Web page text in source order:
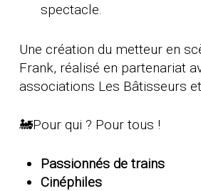
spectacle.
Une création du metteur en
Frank, réalisé en partenariat
associations Les Bâtisseurs et
🚂Pour qui ? Pour tous !
Passionnés de trains
Cinéphiles